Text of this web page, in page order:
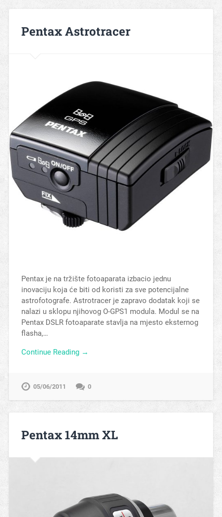
Pentax Astrotracer
Pentax je na tržište fotoaparata izbacio jednu
inovaciju koja će biti od koristi za sve potencijalne
astrofotografe. Astrotracer je zapravo dodatak koji se
nalazi u sklopu njihovog O-GPS1 modula. Modul se na
Pentax DSLR fotoaparate stavlja na mjesto eksternog
flasha,…
Continue Reading →
05/06/2011 0
Pentax 14mm XL